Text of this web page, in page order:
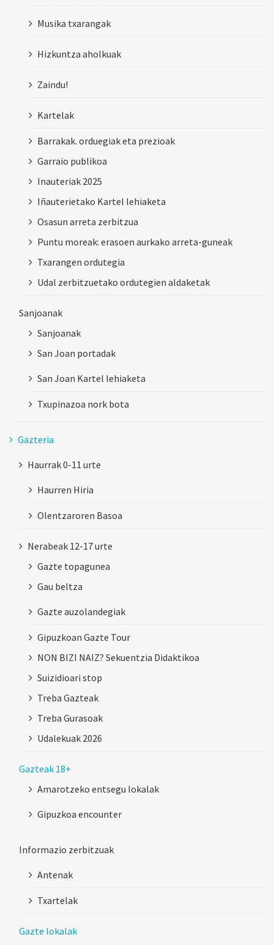
Musika txarangak
Hizkuntza aholkuak
Zaindu!
Kartelak
Barrakak. orduegiak eta prezioak
Garraio publikoa
Inauteriak 2025
Iñauterietako Kartel lehiaketa
Osasun arreta zerbitzua
Puntu moreak: erasoen aurkako arreta-guneak
Txarangen ordutegia
Udal zerbitzuetako ordutegien aldaketak
Sanjoanak
Sanjoanak
San Joan portadak
San Joan Kartel lehiaketa
Txupinazoa nork bota
Gazteria
Haurrak 0-11 urte
Haurren Hiria
Olentzaroren Basoa
Nerabeak 12-17 urte
Gazte topagunea
Gau beltza
Gazte auzolandegiak
Gipuzkoan Gazte Tour
NON BIZI NAIZ? Sekuentzia Didaktikoa
Suizidioari stop
Treba Gazteak
Treba Gurasoak
Udalekuak 2026
Gazteak 18+
Amarotzeko entsegu lokalak
Gipuzkoa encounter
Informazio zerbitzuak
Antenak
Txartelak
Gazte lokalak